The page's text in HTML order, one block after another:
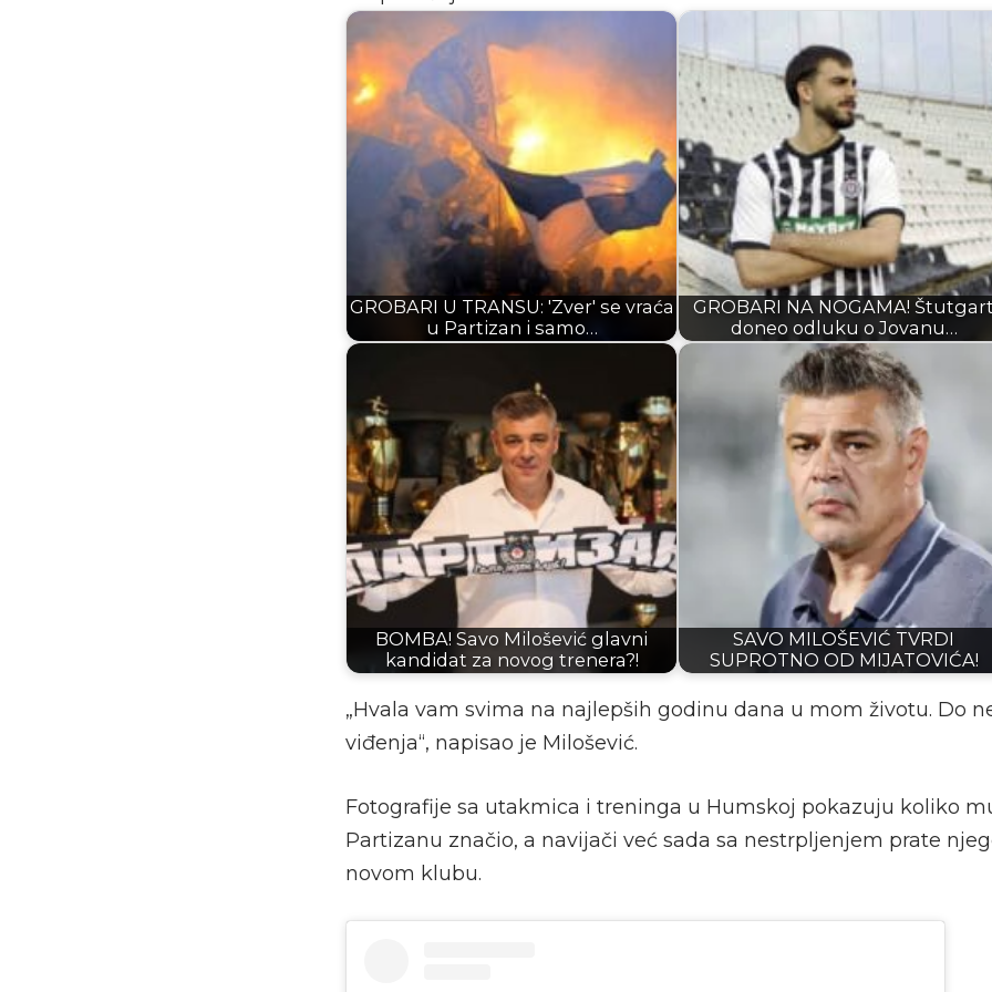
GROBARI U TRANSU: 'Zver' se vraća
u Partizan i samo…
GROBARI NA NOGAMA!
doneo odluku o Jovanu…
BOMBA! Savo Milošević glavni
kandidat za novog trenera?!
SAVO MILOŠEVIĆ TVRDI
SUPROTNO OD MIJATOVIĆA!
„Hvala vam svima na najlepših godinu dana u mom životu. Do
viđenja“, napisao je Milošević.
Fotografije sa utakmica i treninga u Humskoj pokazuju koliko
Partizanu značio, a navijači već sada sa nestrpljenjem prate
novom klubu.